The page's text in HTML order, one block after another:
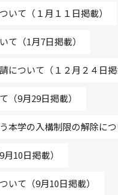
いて（１月１１日掲載）
て（1月7日掲載）
について（１２月２４日掲
（9月29日掲載）
本学の入構制限の解除につ
10日掲載）
いて（9月10日掲載）